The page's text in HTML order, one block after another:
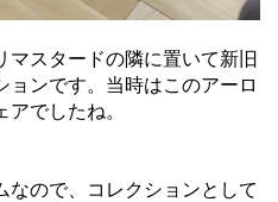
マスタードの隣に置いて新旧
ンです。当時はこのアーロ
でしたね。
なので、コレクションとして